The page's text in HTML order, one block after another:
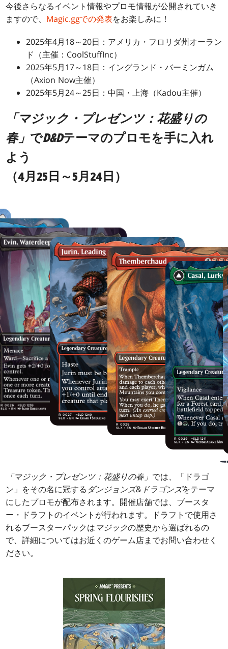
今後さらなるイベント情報やプロモ情報が公開されていき
ますので、 Magic.ggでの発表をお楽しみに！
2025年4月18～20日：アメリカ・フロリダ州オーラン
ド（主催：CoolStuffInc）
2025年5月17～18日：イングランド・バーミンガム
（Axion Now主催）
2025年5月24～25日：中国・上海（Kadou主催）
「マジック・プレゼンツ：花盛りの
春」 でD&Dテーマのプロモを手に入れ
よう
（4月25日～5月24日）
「マジック・プレゼンツ：花盛りの春」 では、「ドラゴ
ン」をその名に冠する ダンジョンズ&ドラゴンズをテーマ
にしたプロモが配布されます。開催店舗では、ブースタ
ー・ドラフトのイベントが行われます。ドラフトで使用さ
れるブースターパックはマジックの歴史から選ばれるの
で、詳細についてはお近くのゲーム店までお問い合わせく
ださい。